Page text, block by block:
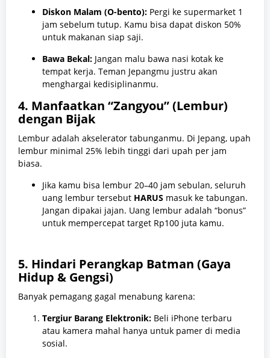
Diskon Malam (O-bento): Pergi ke supermarket 1
jam sebelum tutup. Kamu bisa dapat diskon 50%
untuk makanan siap saji.
Bawa Bekal: Jangan malu bawa nasi kotak ke
tempat kerja. Teman Jepangmu justru akan
menghargai kedisiplinanmu.
4. Manfaatkan “Zangyou” (Lembur)
dengan Bijak
Lembur adalah akselerator tabunganmu. Di Jepang, upah
lembur minimal 25% lebih tinggi dari upah per jam
biasa.
Jika kamu bisa lembur 20–40 jam sebulan, seluruh
uang lembur tersebut HARUS masuk ke tabungan.
Jangan dipakai jajan. Uang lembur adalah “bonus”
untuk mempercepat target Rp100 juta kamu.
5. Hindari Perangkap Batman (Gaya
Hidup & Gengsi)
Banyak pemagang gagal menabung karena:
Tergiur Barang Elektronik: Beli iPhone terbaru
atau kamera mahal hanya untuk pamer di media
sosial.